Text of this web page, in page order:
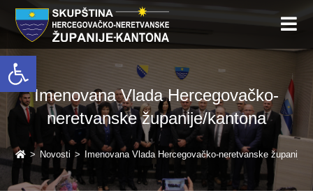
Open toolbar
Imenovana Vlada Hercegovačko-
neretvanske županije/kantona
> Novosti > Imenovana Vlada Hercegovačko-neretvanske županije/